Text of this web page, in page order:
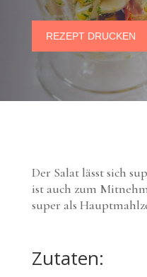
REZEPT DRUCKEN
Der Salat lässt sich
ist auch zum
super als
Zutaten: